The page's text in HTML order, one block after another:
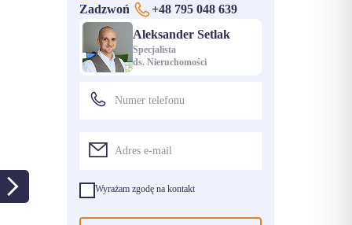
Zadzwoń
+48 795 048 639
Aleksander Setlak
Specjalista
ds. Nieruchomości
Wyrażam zgodę na kontakt